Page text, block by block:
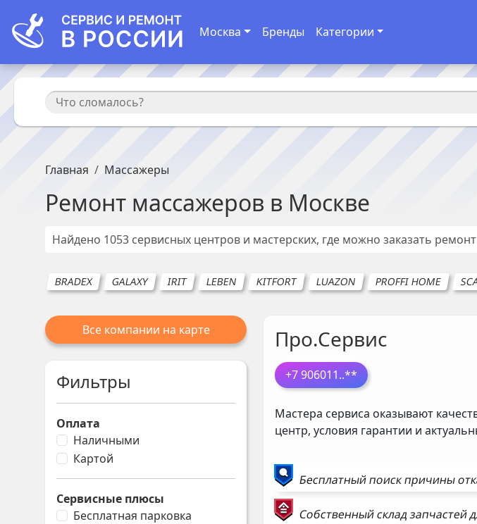
Москва Бренды Категории
Главная Массажеры
Ремонт массажеров в Москве
Найдено 1053 сервисных центров и мастерских, где можно заказать ремонт
BRADEX GALAXY IRIT LEBEN KITFORT LUAZON PROFFI HOME
Все компании на карте
Фильтры
Оплата
Наличными
Картой
Сервисные плюсы
Бесплатная парковка
Про.Сервис
+7 906011..**
Мастера сервиса оказывают
центр, условия гарантии и
Бесплатный поиск причины
Собственный склад запчастей